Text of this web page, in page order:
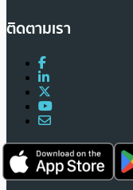
ติดตามเรา